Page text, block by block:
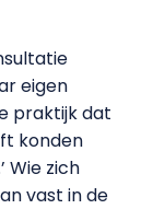
eigen
praktijk dat
konden
Wie zich
vast in de